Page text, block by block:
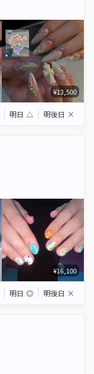
¥13,500
明日 △ 明後日 ×
¥16,100
明日 ◎ 明後日 ×